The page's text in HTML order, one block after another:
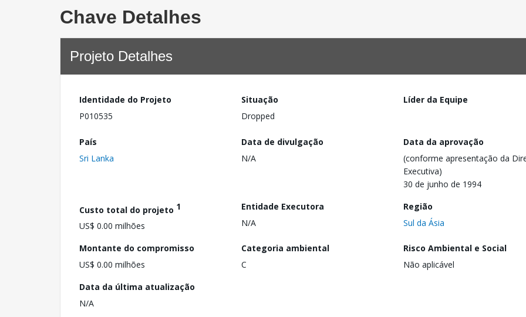
Chave Detalhes
Projeto Detalhes
Identidade do Projeto
P010535
Situação
Dropped
Líder da Equipe
País
Sri Lanka
Data de divulgação
N/A
Data da aprovação
(conforme apresentação da
Executiva)
30 de junho de 1994
Custo total do projeto 1
US$ 0.00 milhões
Entidade Executora
N/A
Região
Sul da Ásia
Montante do compromisso
US$ 0.00 milhões
Categoria ambiental
C
Risco Ambiental e Social
Não aplicável
Data da última atualização
N/A